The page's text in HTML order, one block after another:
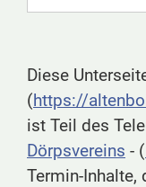
Diese
(https://
ist Teil des
Dörpsvereins - (
Termin-Inhalte,